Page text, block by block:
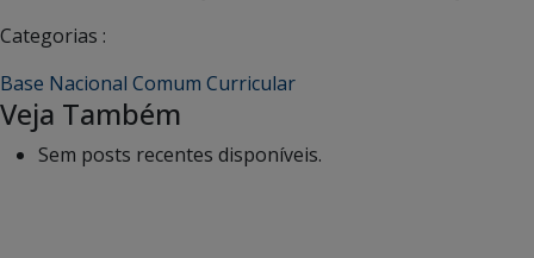
Categorias :
Base Nacional Comum Curricular
Veja Também
Sem posts recentes disponíveis.